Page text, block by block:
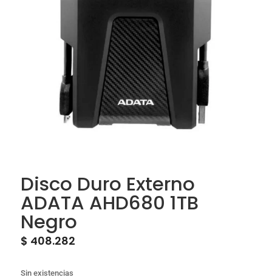
Disco Duro Externo
ADATA AHD680 1TB
Negro
$ 408.282
Sin existencias